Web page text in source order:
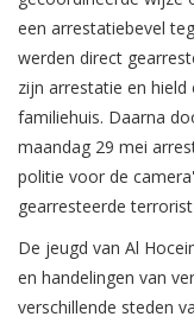
een arrestatiebevel
werden direct
zijn arrestatie en
familiehuis. Daarna
maandag 29 mei
politie voor de
gearresteerde
De jeugd van Al
en handelingen van
verschillende steden